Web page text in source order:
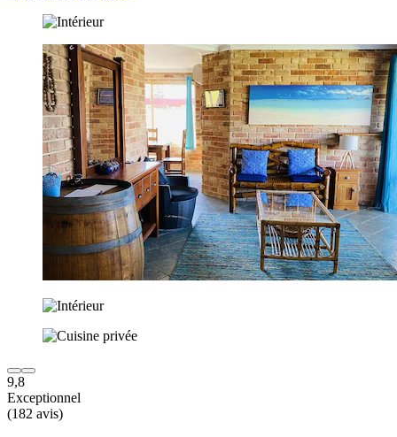
9,8
Exceptionnel
(182 avis)